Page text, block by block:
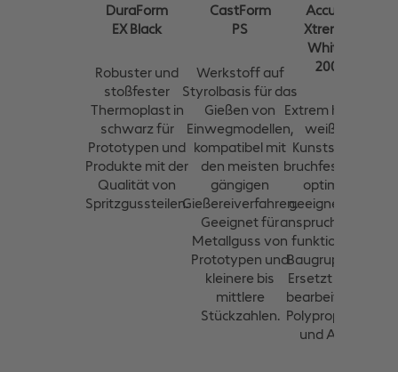
DuraForm
EX Black
Robuster und
stoßfester
Thermoplast in
schwarz für
Prototypen und
Produkte mit der
Qualität von
Spritzgussteilen.
CastForm
PS
Werkstoff auf
Styrolbasis für das
Gießen von
Einwegmodellen,
kompatibel mit
den meisten
gängigen
Gießereiverfahren.
Geeignet für
Metallguss von
Prototypen und
kleinere bis
mittlere
Stückzahlen.
Accura
Xtreme
White
200
Extrem harter
weißer
Kunststoff,
bruchfest und
optimal
geeignet für
anspruchsvolle
funktionale
Baugruppen.
Ersetzt CNC-
bearbeitetes
Polypropylen
und ABS.